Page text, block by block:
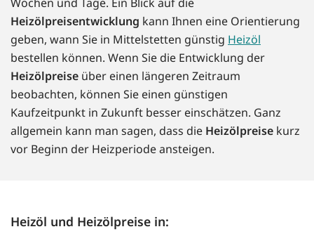
Heizölpreisentwicklung kann Ihnen eine Orientierung
geben, wann Sie in Mittelstetten günstig Heizöl
bestellen können. Wenn Sie die Entwicklung der
Heizölpreise über einen längeren Zeitraum
beobachten, können Sie einen günstigen
Kaufzeitpunkt in Zukunft besser einschätzen. Ganz
allgemein kann man sagen, dass die Heizölpreise kurz
vor Beginn der Heizperiode ansteigen.
Heizöl und Heizölpreise in: